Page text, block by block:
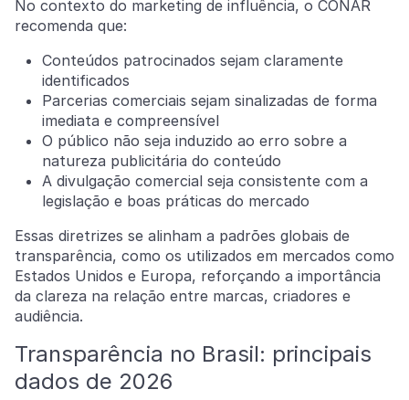
No contexto do marketing de influência, o CONAR
recomenda que:
Conteúdos patrocinados sejam claramente
identificados
Parcerias comerciais sejam sinalizadas de forma
imediata e compreensível
O público não seja induzido ao erro sobre a
natureza publicitária do conteúdo
A divulgação comercial seja consistente com a
legislação e boas práticas do mercado
Essas diretrizes se alinham a padrões globais de
transparência, como os utilizados em mercados como
Estados Unidos e Europa, reforçando a importância
da clareza na relação entre marcas, criadores e
audiência.
Transparência no Brasil: principais
dados de 2026